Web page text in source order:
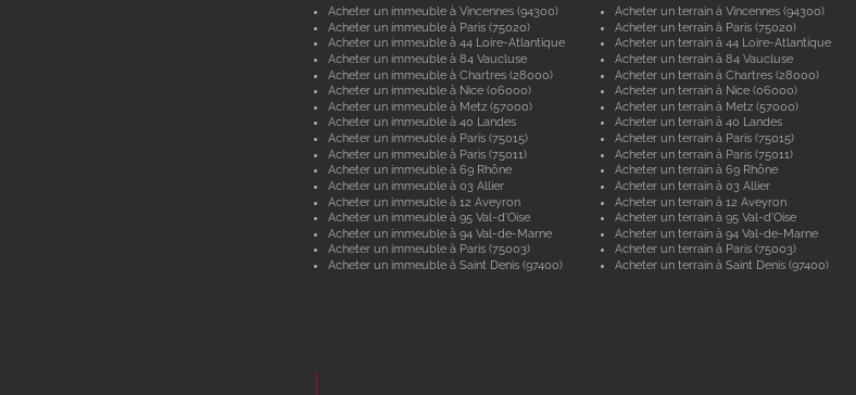
Acheter un immeuble à Vincennes (94300)
Acheter un immeuble à Paris (75020)
Acheter un immeuble à 44 Loire-Atlantique
Acheter un immeuble à 84 Vaucluse
Acheter un immeuble à Chartres (28000)
Acheter un immeuble à Nice (06000)
Acheter un immeuble à Metz (57000)
Acheter un immeuble à 40 Landes
Acheter un immeuble à Paris (75015)
Acheter un immeuble à Paris (75011)
Acheter un immeuble à 69 Rhône
Acheter un immeuble à 03 Allier
Acheter un immeuble à 12 Aveyron
Acheter un immeuble à 95 Val-d'Oise
Acheter un immeuble à 94 Val-de-Marne
Acheter un immeuble à Paris (75003)
Acheter un immeuble à Saint Denis (97400)
Acheter un terrain à Vincennes (94300)
Acheter un terrain à Paris (75020)
Acheter un terrain à 44 Loire-Atlantique
Acheter un terrain à 84 Vaucluse
Acheter un terrain à Chartres (28000)
Acheter un terrain à Nice (06000)
Acheter un terrain à Metz (57000)
Acheter un terrain à 40 Landes
Acheter un terrain à Paris (75015)
Acheter un terrain à Paris (75011)
Acheter un terrain à 69 Rhône
Acheter un terrain à 03 Allier
Acheter un terrain à 12 Aveyron
Acheter un terrain à 95 Val-d'Oise
Acheter un terrain à 94 Val-de-Marne
Acheter un terrain à Paris (75003)
Acheter un terrain à Saint Denis (97400)